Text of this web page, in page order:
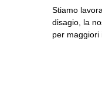
Stiamo
disagio, la
per maggiori